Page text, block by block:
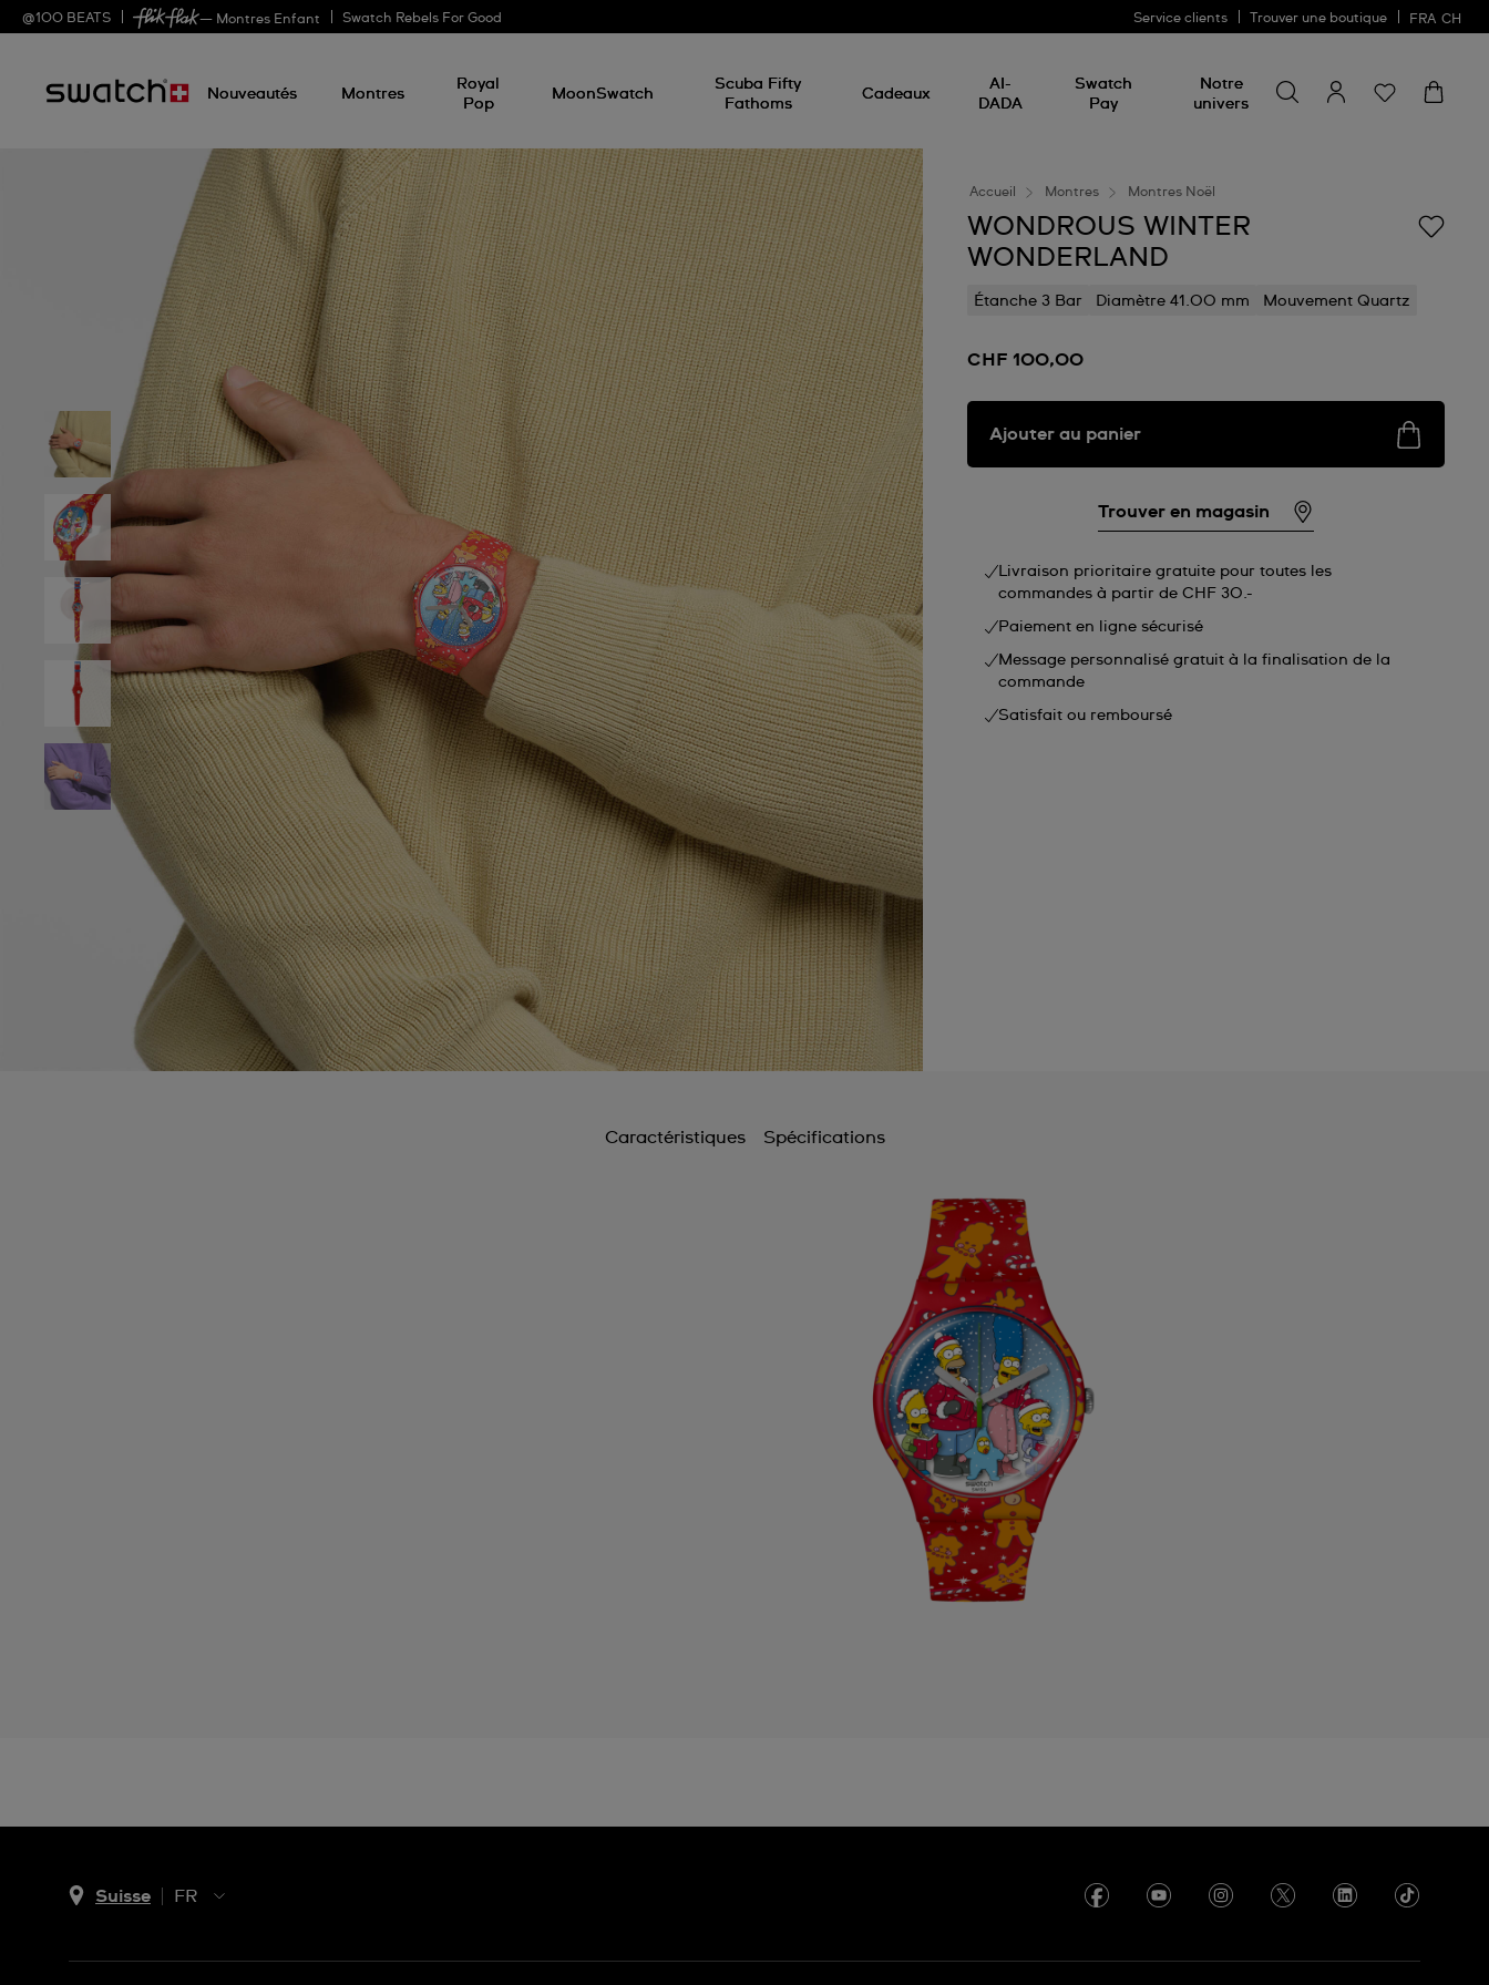
@100 BEATS — Montres Enfant Swatch Rebels For Good Service clients Trouver une boutique FRA CH
Nouveautés Montres
Royal
Pop
MoonSwatch
Scuba Fifty
Fathoms
Cadeaux
AI-
DADA
Swatch
Pay
Notre
univers
un
produit
Accueil Montres Montres Noël
WONDROUS WINTER
WONDERLAND
Étanche 3 Bar Diamètre 41.00 mm Mouvement Quartz
CHF 100,00
Ajouter au panier
Trouver en magasin
Livraison prioritaire gratuite pour toutes les
commandes à partir de CHF 30.-
Paiement en ligne sécurisé
Message personnalisé gratuit à la finalisation de la
commande
Satisfait ou remboursé
Caractéristiques Spécifications
Suisse
FR
DE